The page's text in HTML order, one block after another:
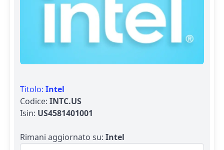
Titolo: Intel
Codice: INTC.US
Isin: US4581401001
Rimani aggiornato su: Intel